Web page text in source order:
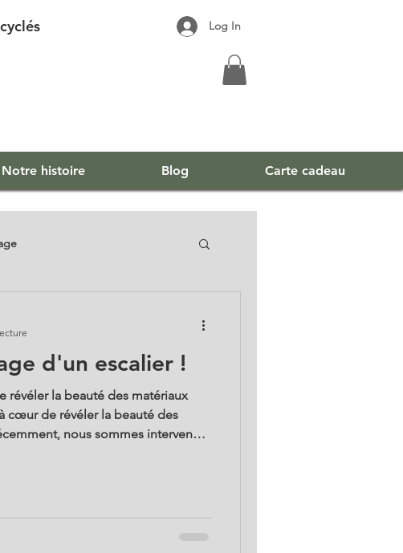
Log In
Notre histoire Blog Carte cadeau
d'un escalier !
révéler la beauté des matériaux
cœur de révéler la beauté des
nous sommes intervenus